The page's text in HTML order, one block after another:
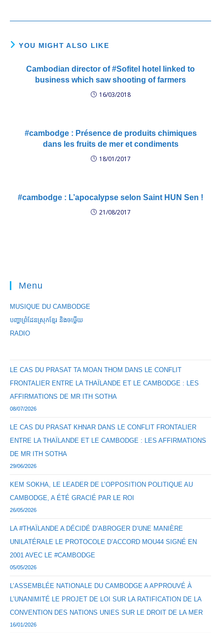
ouvert le Congrès
YOU MIGHT ALSO LIKE
Cambodian director of #Sofitel hotel linked to
business which saw shooting of farmers
16/03/2018
#cambodge : Présence de produits chimiques
dans les fruits de mer et condiments
18/01/2017
#cambodge : L’apocalypse selon Saint HUN Sen !
21/08/2017
Menu
MUSIQUE DU CAMBODGE
បញ្ហាព្រំដែនស្រុកខ្មែរ និងចឞ្លើយ
RADIO
LE CAS DU PRASAT TA MOAN THOM DANS LE CONFLIT
FRONTALIER ENTRE LA THAÏLANDE ET LE CAMBODGE : LES
AFFIRMATIONS DE MR ITH SOTHA
08/07/2026
LE CAS DU PRASAT KHNAR DANS LE CONFLIT FRONTALIER
ENTRE LA THAÏLANDE ET LE CAMBODGE : LES AFFIRMATIONS
DE MR ITH SOTHA
29/06/2026
KEM SOKHA, LE LEADER DE L’OPPOSITION POLITIQUE AU
CAMBODGE, A ÉTÉ GRACIÉ PAR LE ROI
26/05/2026
LA #THAÏLANDE A DÉCIDÉ D’ABROGER D’UNE MANIÈRE
UNILATÉRALE LE PROTOCOLE D’ACCORD MOU44 SIGNÉ EN
2001 AVEC LE #CAMBODGE
05/05/2026
L’ASSEMBLÉE NATIONALE DU CAMBODGE A APPROUVÉ À
L’UNANIMITÉ LE PROJET DE LOI SUR LA RATIFICATION DE LA
CONVENTION DES NATIONS UNIES SUR LE DROIT DE LA MER
16/01/2026